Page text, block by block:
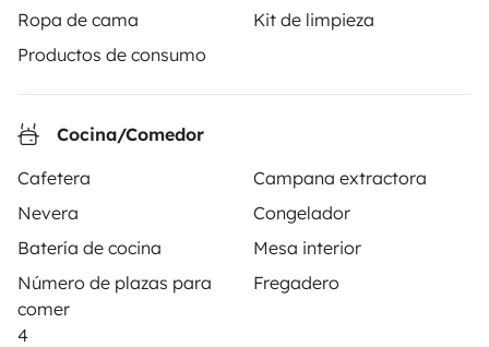
Ropa de cama
Kit de limpieza
Productos de consumo
Cocina/Comedor
Cafetera
Campana extractora
Nevera
Congelador
Batería de cocina
Mesa interior
Número de plazas para
comer
4
Fregadero
A partir de
150 €
Yescapa es una plataforma que facilita y asegura el
alquiler de autocaravanas y furgonetas campers entre
particulares. La plataforma tiene el papel de
intermediario de confianza y propone una solución
llave en mano para unas vacaciones en total libertad y
seguridad.